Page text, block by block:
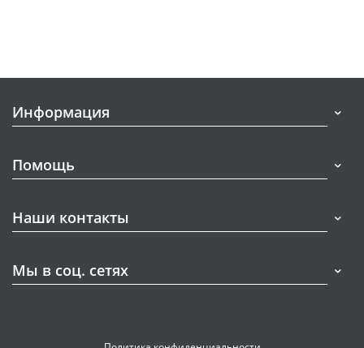
Информация
Помощь
Наши контакты
Мы в соц. сетях